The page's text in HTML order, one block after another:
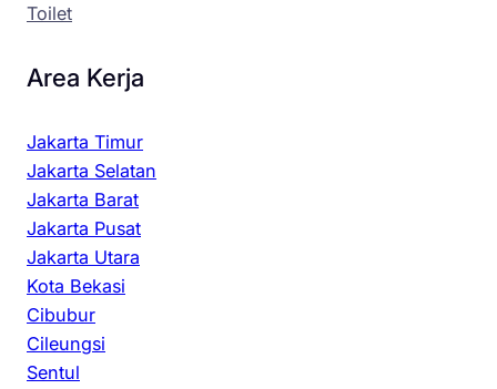
Toilet
Area Kerja
Jakarta Timur
Jakarta Selatan
Jakarta Barat
Jakarta Pusat
Jakarta Utara
Kota Bekasi
Cibubur
Cileungsi
Sentul